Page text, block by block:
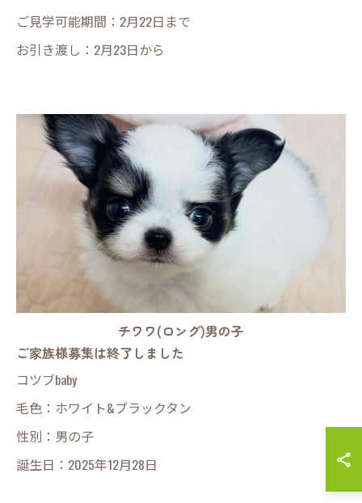
ご見学可能期間：2月22日まで
お引き渡し：2月23日から
チワワ(ロング)男の子
ご家族様募集は終了しました
コツブbaby
毛色：ホワイト&ブラックタン
性別：男の子
誕生日：2025年12月28日